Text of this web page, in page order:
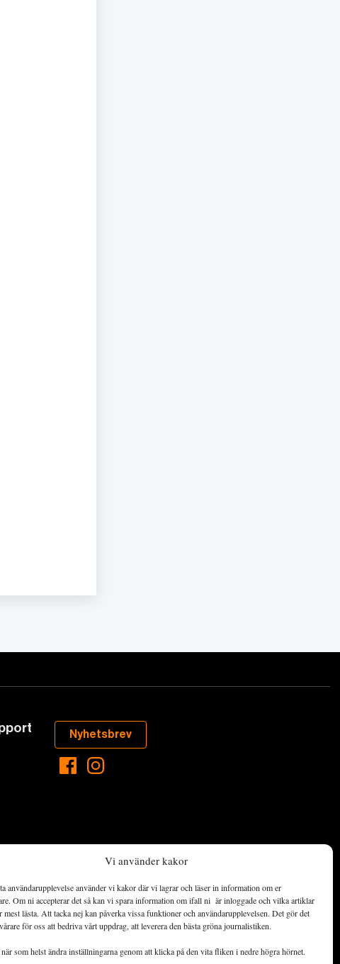
Vi använder kakor
användarupplevelse använder vi kakor där vi lagrar och läser in information om er
Om ni accepterar det så kan vi spara information om ifall ni är inloggade och vilka artiklar
mest lästa. Att tacka nej kan påverka vissa funktioner och användarupplevelsen. Det gör det
för oss att bedriva vårt uppdrag, att leverera den bästa gröna journalistiken.
som helst ändra inställningarna genom att klicka på den vita fliken i nedre högra hörnet.
Nyhetsbrev
som händer
till ett hållbart
ekonomiska